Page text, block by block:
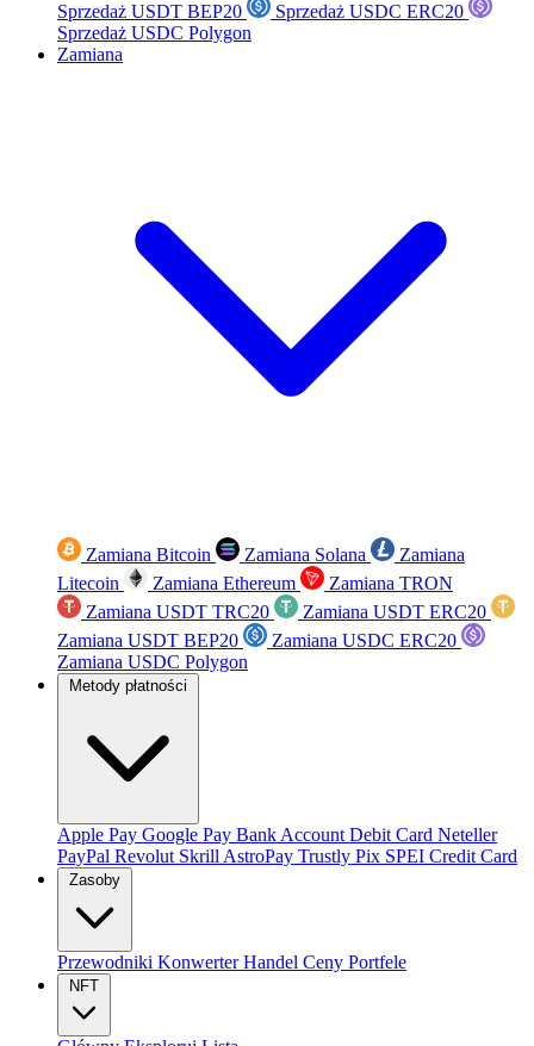
Sprzedaż USDT BEP20
Sprzedaż USDC ERC20
Sprzedaż USDC Polygon
Zamiana
Zamiana Bitcoin Zamiana Solana
Zamiana
Litecoin
Zamiana Ethereum
Zamiana TRON
Zamiana USDT TRC20
Zamiana USDT ERC20
Zamiana USDT BEP20
Zamiana USDC ERC20
Zamiana USDC Polygon
Metody płatności
Apple Pay Google Pay Bank Account Debit Card Neteller
PayPal Revolut Skrill AstroPay Trustly Pix SPEI Credit Card
Zasoby
Przewodniki KonwerterHandel Ceny Portfele
NFT